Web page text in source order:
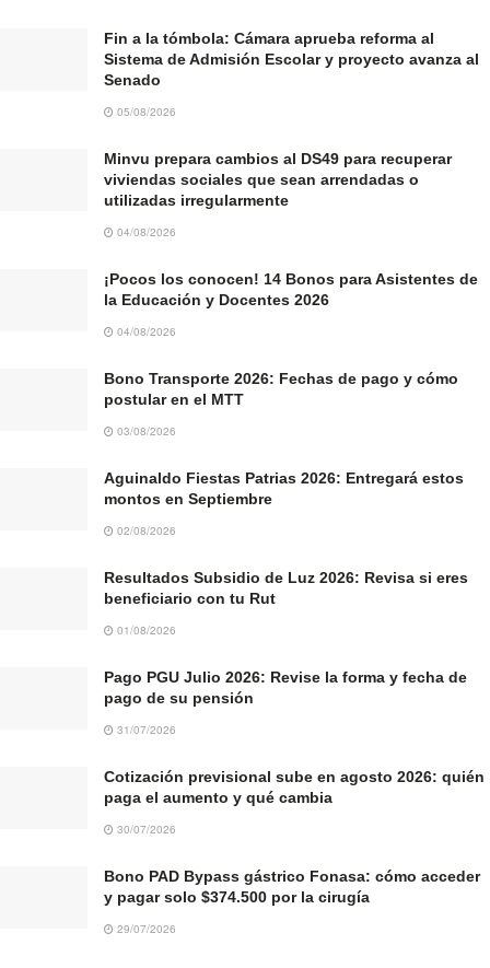
Fin a la tómbola: Cámara aprueba reforma al
Sistema de Admisión Escolar y proyecto avanza al
Senado
05/08/2026
Minvu prepara cambios al DS49 para recuperar
viviendas sociales que sean arrendadas o
utilizadas irregularmente
04/08/2026
¡Pocos los conocen! 14 Bonos para Asistentes de
la Educación y Docentes 2026
04/08/2026
Bono Transporte 2026: Fechas de pago y cómo
postular en el MTT
03/08/2026
Aguinaldo Fiestas Patrias 2026: Entregará estos
montos en Septiembre
02/08/2026
Resultados Subsidio de Luz 2026: Revisa si eres
beneficiario con tu Rut
01/08/2026
Pago PGU Julio 2026: Revise la forma y fecha de
pago de su pensión
31/07/2026
Cotización previsional sube en agosto 2026: quién
paga el aumento y qué cambia
30/07/2026
Bono PAD Bypass gástrico Fonasa: cómo acceder
y pagar solo $374.500 por la cirugía
29/07/2026